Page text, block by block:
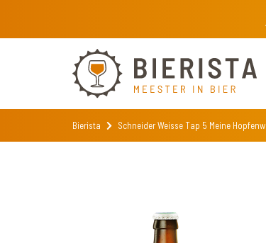
Bierista Schneider Weisse Tap 5 Meine